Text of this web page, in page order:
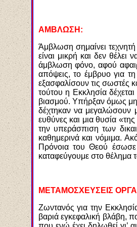
ΑΜΒΛΩΣΗ:
Άμβλωση σημαίνει
είναι μικρή και δεν θέλει
άμβλωση φόνο, αφού
απόψεις, το έμβρυο για
εξασφαλίσουν τις σωστές
τούτου η Εκκλησία
βιασμού. Υπήρξαν όμως
δέχτηκαν να μεγαλώσουν
ευθύνες και μια θυσία
την υπεράσπιση των
καθημερινά και νόμιμα.
Πρόνοια του Θεού έσωσε
καταφεύγουμε στο θέλημα
ΜΕΤΑΜΟΣΧΕΥΣΕΙΣ
Ζωντανός για την
βαριά εγκεφαλική βλάβη,